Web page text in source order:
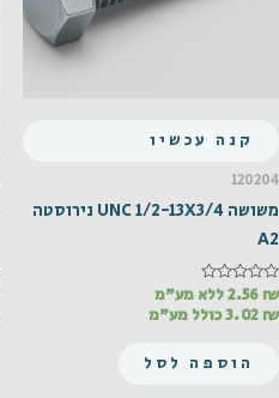
קנה עכשיו
120204
משושה UNC 1/2-13X3/4 נירוסטה
A2
דורג
מתוך
2.56 ₪
ללא מע"מ
3.02 ₪ כולל מע"מ
הוספה לסל